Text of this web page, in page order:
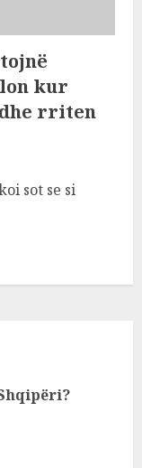
kur
rriten
sot se si